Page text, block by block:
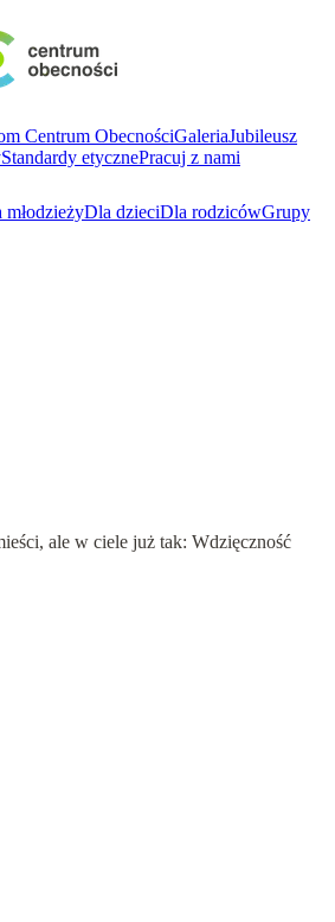
Centrum ObecnościGaleriaJubileusz
Standardy etycznePracuj z nami
młodzieżyDla dzieciDla rodzicówGrupy
ale w ciele już tak: Wdzięczność